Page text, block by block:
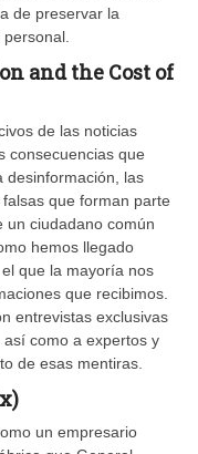
de preservar la
and the Cost of
de las noticias
consecuencias que
desinformación, las
que forman parte
un ciudadano común
hemos llegado
que la mayoría nos
que recibimos.
entrevistas exclusivas
como a expertos y
de esas mentiras.
un empresario